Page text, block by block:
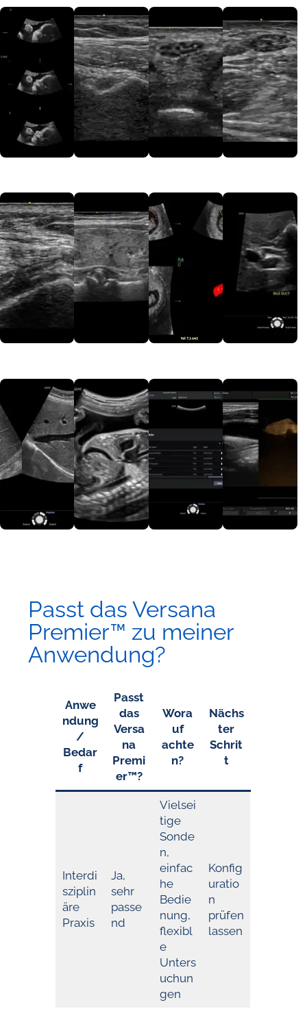
Passt das Versana
Premier™ zu meiner
Anwendung?
Anwe
ndung
/
Bedar
f
Passt
das
Versa
na
Premi
er™?
Wora
uf
achte
n?
Nächs
ter
Schrit
t
Interdi
sziplin
äre
Praxis
Ja,
sehr
passe
nd
Vielsei
tige
Sonde
n,
einfac
he
Bedie
nung,
flexibl
e
Unters
uchun
gen
Konfig
uratio
n
prüfen
lassen